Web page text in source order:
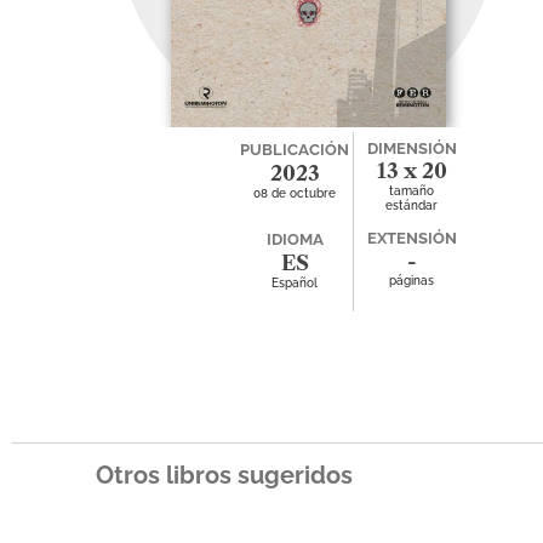
PUBLICACIÓN
2023
08 de octubre
DIMENSIÓN
13 x 20
tamaño
estándar
IDIOMA
ES
Español
EXTENSIÓN
-
páginas
Otros libros sugeridos